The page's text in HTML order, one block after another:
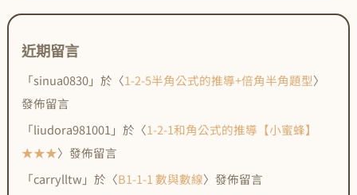
近期留言
「sinua0830」於〈1-2-5半角公式的推導+倍角半角題型〉
發佈留言
「liudora981001 」於〈1-2-1和角公式的推導【小蜜蜂】
★★★〉發佈留言
「carrylltw」於〈B1-1-1 數與數線〉發佈留言